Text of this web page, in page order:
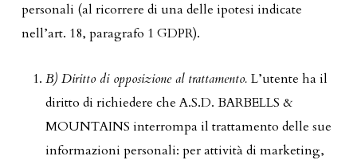
personali (al ricorrere di una delle ipotesi indicate
nell’art. 18, paragrafo 1 GDPR).
B) Diritto di opposizione al trattamento. L’utente ha il
diritto di richiedere che A.S.D. BARBELLS &
MOUNTAINS interrompa il trattamento delle sue
informazioni personali: per attività di marketing,